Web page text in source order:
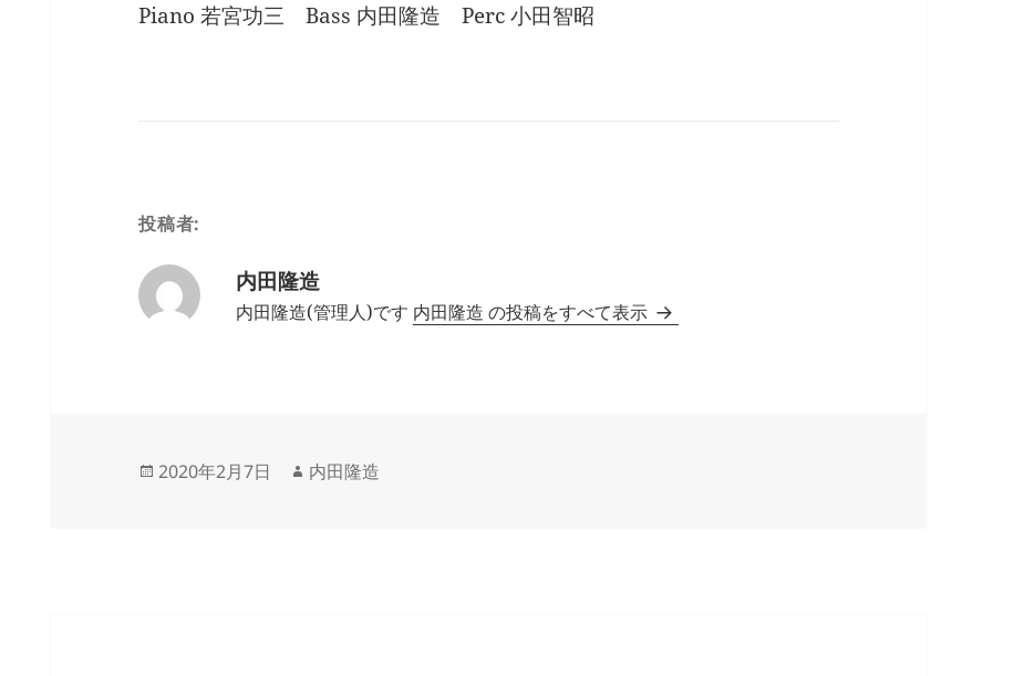
Piano 若宮功三 Bass 内田隆造 Perc 小田智昭
投稿者:
内田隆造
内田隆造(管理人)です 内田隆造 の投稿をすべて表示
投
2020年2月7日
作
内田隆造